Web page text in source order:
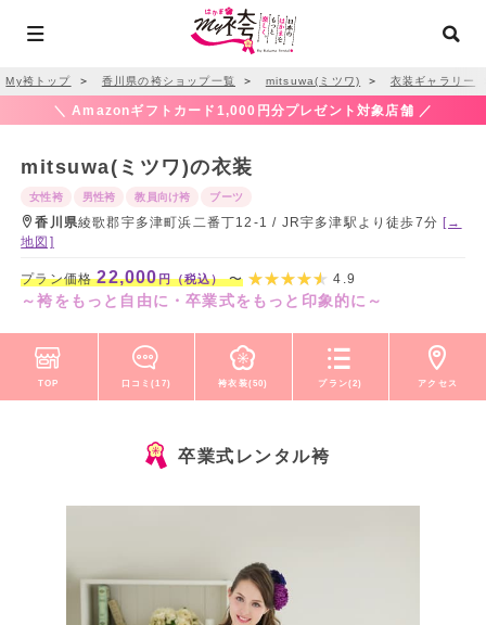
My袴トップ ＞ 香川県の袴ショップ一覧 ＞ mitsuwa(ミツワ) ＞ 衣装ギャラリー
＼ Amazonギフトカード1,000円分プレゼント対象店舗 ／
mitsuwa(ミツワ)の衣装
女性袴 男性袴 教員向け袴 ブーツ
香川県綾歌郡宇多津町浜二番丁12-1 / JR宇多津駅より徒歩7分[→
地図]
プラン価格22,000円（税込）〜 4.9
～袴をもっと自由に・卒業式をもっと印象的に～
TOP 口コミ(17) 袴衣装(50) プラン(2) アクセス
卒業式レンタル袴